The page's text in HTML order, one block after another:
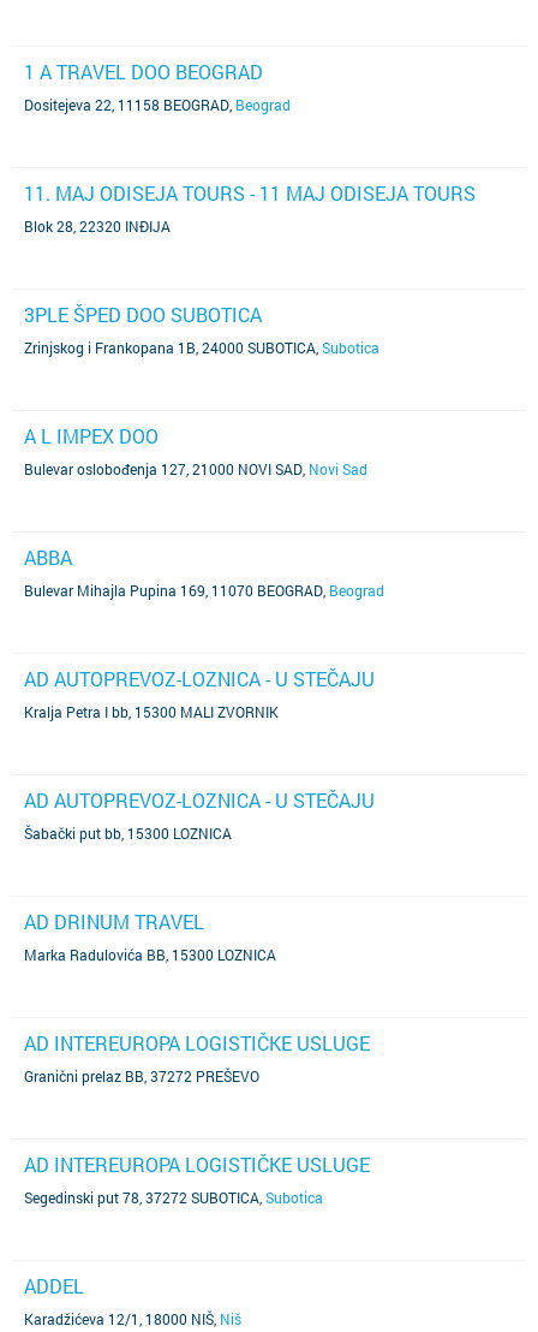
1 A TRAVEL DOO BEOGRAD
Dositejeva 22, 11158 BEOGRAD Beograd
11. MAJ ODISEJA TOURS - 11 MAJ ODISEJA TOURS
Blok 28, 22320 INĐIJA
3PLE ŠPED DOO SUBOTICA
Zrinjskog i Frankopana 1B, 24000 SUBOTICA Subotica
A L IMPEX DOO
Bulevar oslobođenja 127, 21000 NOVI SAD Novi Sad
ABBA
Bulevar Mihajla Pupina 169, 11070 BEOGRAD Beograd
AD AUTOPREVOZ-LOZNICA - U STEČAJU
Kralja Petra I bb, 15300 MALI ZVORNIK
AD AUTOPREVOZ-LOZNICA - U STEČAJU
Šabački put bb, 15300 LOZNICA
AD DRINUM TRAVEL
Marka Radulovića BB, 15300 LOZNICA
AD INTEREUROPA LOGISTIČKE USLUGE
Granični prelaz BB, 37272 PREŠEVO
AD INTEREUROPA LOGISTIČKE USLUGE
Segedinski put 78, 37272 SUBOTICA Subotica
ADDEL
Karadžićeva 12/1, 18000 NIŠ Niš